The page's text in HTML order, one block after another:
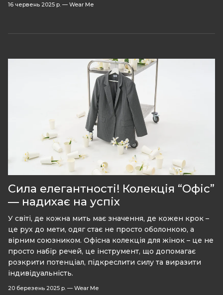
16 червень 2025 р. — Wear Me
Сила елегантності! Колекція “Офіс”
— надихає на успіх
У світі, де кожна мить має значення, де кожен крок –
це рух до мети, одяг стає не просто оболонкою, а
вірним союзником. Офісна колекція для жінок – це не
просто набір речей, це інструмент, що допомагає
розкрити потенціал, підкреслити силу та виразити
індивідуальність.
20 березень 2025 р. — Wear Me